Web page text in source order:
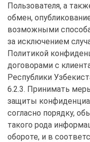
Пользователя, а
обмен,
возможными
за исключением
Политикой
договорами с
Республики
6.2.3. Принимать
защиты
согласно порядку,
такого рода
обороте, и в